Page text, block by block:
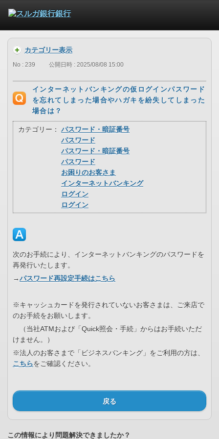
カテゴリー表示
No : 239 公開日時 : 2025/08/08 15:00
インターネットバンキングの仮ログインパスワード
を忘れてしまった場合やハガキを紛失してしまった
場合は？
カテゴリー：
パスワード・暗証番号
パスワード
パスワード・暗証番号
パスワード
お困りのお客さま
インターネットバンキング
ログイン
ログイン
次のお手続により、インターネットバンキングのパスワードを
再発行いたします。
→パスワード再設定手続はこちら
※キャッシュカードを発行されていないお客さまは、ご来店で
のお手続をお願いします。
（当社ATMおよび「Quick照会・手続」からはお手続いただ
けません。）
※法人のお客さまで「ビジネスバンキング」をご利用の方は、
こちらをご確認ください。
戻る
この情報により問題解決できましたか？